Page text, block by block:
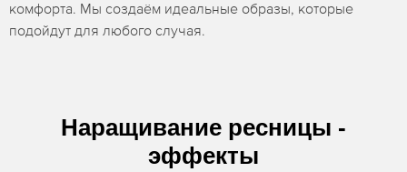
комфорта. Мы создаём идеальные образы, которые
подойдут для любого случая.
Наращивание ресницы -
эффекты